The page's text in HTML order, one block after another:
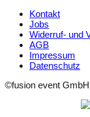
Kontakt
Jobs
Widerruf- und
AGB
Impressum
Datenschutz
©fusion event